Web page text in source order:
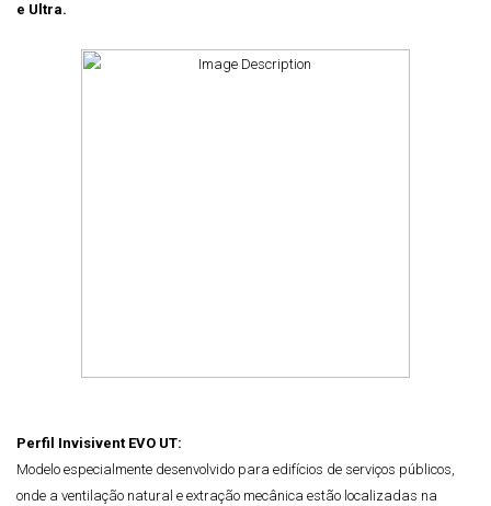
e Ultra.
Perfil Invisivent EVO UT:
Modelo especialmente desenvolvido para edifícios de serviços públicos,
onde a ventilação natural e extração mecânica estão localizadas na